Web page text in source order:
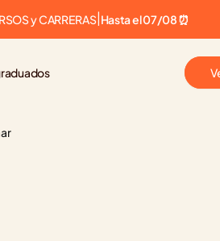
y CARRERAS| Hasta el 07/08 ⏰